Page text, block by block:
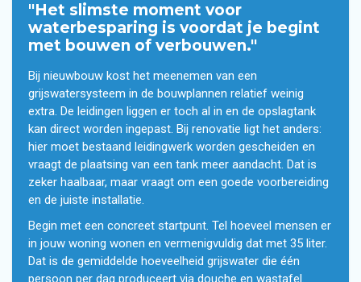
"Het slimste moment voor
waterbesparing is voordat je begint
met bouwen of verbouwen."
Bij nieuwbouw kost het meenemen van een
grijswatersysteem in de bouwplannen relatief weinig
extra. De leidingen liggen er toch al in en de opslagtank
kan direct worden ingepast. Bij renovatie ligt het anders:
hier moet bestaand leidingwerk worden gescheiden en
vraagt de plaatsing van een tank meer aandacht. Dat is
zeker haalbaar, maar vraagt om een goede voorbereiding
en de juiste installatie.
Begin met een concreet startpunt. Tel hoeveel mensen er
in jouw woning wonen en vermenigvuldig dat met 35 liter.
Dat is de gemiddelde hoeveelheid grijswater die één
persoon per dag produceert via douche en wastafel.